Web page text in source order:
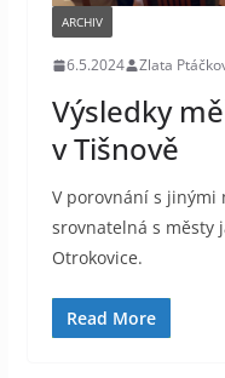
ARCHIV
6.5.2024 Zlata
Výsledky
v Tišnově
V porovnání s jinými
srovnatelná s městy
Otrokovice.
Read More